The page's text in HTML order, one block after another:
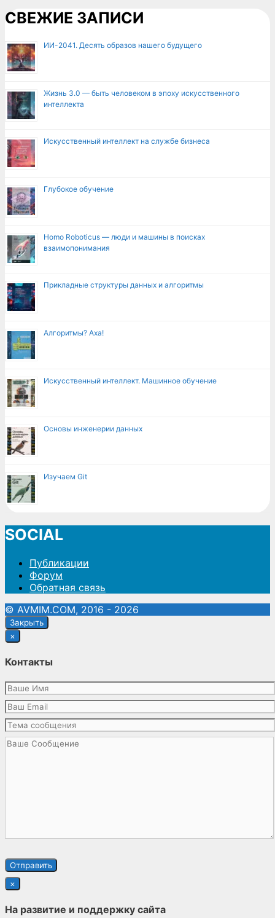
СВЕЖИЕ ЗАПИСИ
ИИ-2041. Десять образов нашего будущего
Жизнь 3.0 — быть человеком в эпоху искусственного
интеллекта
Искусственный интеллект на службе бизнеса
Глубокое обучение
Homo Roboticus — люди и машины в поисках
взаимопонимания
Прикладные структуры данных и алгоритмы
Алгоритмы? Аха!
Искусственный интеллект. Машинное обучение
Основы инженерии данных
Изучаем Git
SOCIAL
Публикации
Форум
Обратная связь
© AVMIM.COM, 2016 - 2026
Закрыть
×
Контакты
×
На развитие и поддержку сайта